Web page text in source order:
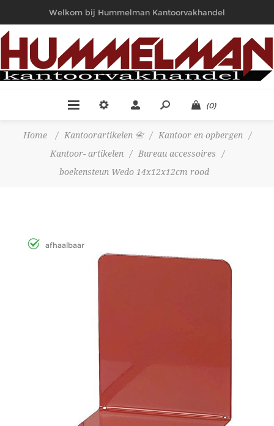
Welkom bij Hummelman Kantoorvakhandel
(0)
Home / Kantoorartikelen 📇 / Kantoor en opbergen
/
Kantoor- artikelen
/ Bureau accessoires
/
boekensteun Wedo 14x12x12cm rood
afhaalbaar